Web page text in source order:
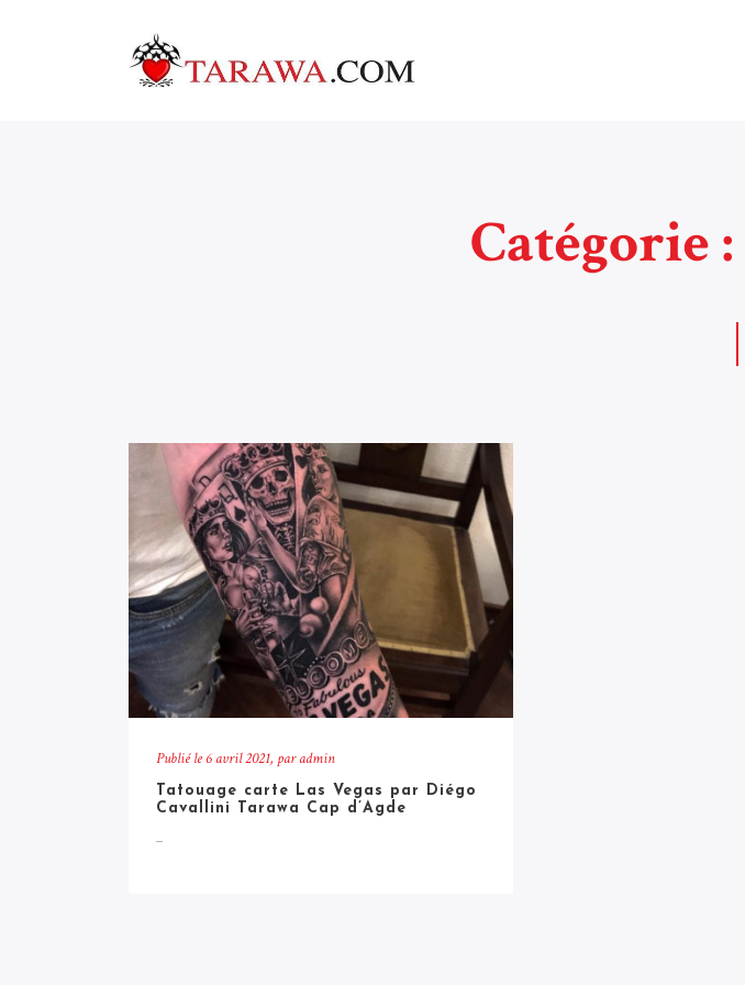
Catégorie :
Publié le6 avril 2021, par admin
Tatouage carte Las Vegas par Diégo
Cavallini Tarawa Cap d’Agde
...